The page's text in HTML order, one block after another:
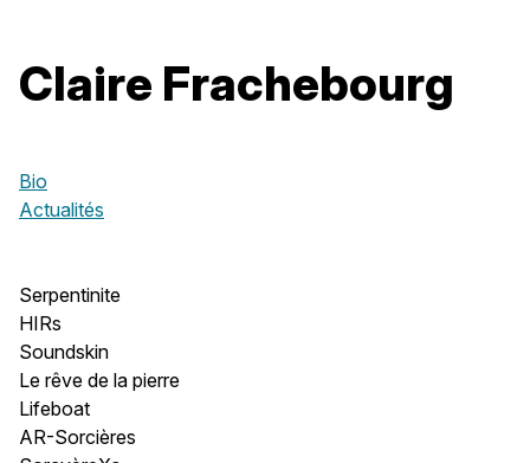
Claire Frachebourg
Bio
Actualités
Serpentinite
HIRs
Soundskin
Le rêve de la pierre
Lifeboat
AR-Sorcières